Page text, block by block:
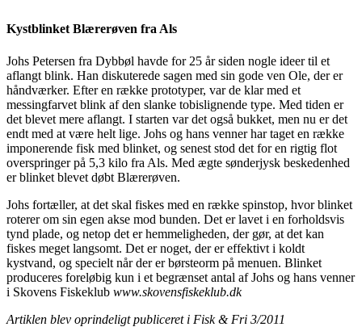
Kystblinket Blærerøven fra Als
Johs Petersen fra Dybbøl havde for 25 år siden nogle ideer til et
aflangt blink. Han diskuterede sagen med sin gode ven Ole, der er
håndværker. Efter en række prototyper, var de klar med et
messingfarvet blink af den slanke tobislignende type. Med tiden er
det blevet mere aflangt. I starten var det også bukket, men nu er det
endt med at være helt lige. Johs og hans venner har taget en række
imponerende fisk med blinket, og senest stod det for en rigtig flot
overspringer på 5,3 kilo fra Als. Med ægte sønderjysk beskedenhed
er blinket blevet døbt Blærerøven.
Johs fortæller, at det skal fiskes med en række spinstop, hvor blinket
roterer om sin egen akse mod bunden. Det er lavet i en forholdsvis
tynd plade, og netop det er hemmeligheden, der gør, at det kan
fiskes meget langsomt. Det er noget, der er effektivt i koldt
kystvand, og specielt når der er børsteorm på menuen. Blinket
produceres foreløbig kun i et begrænset antal af Johs og hans venner
i Skovens Fiskeklub www.skovensfiskeklub.dk
Artiklen blev oprindeligt publiceret i Fisk & Fri 3/2011